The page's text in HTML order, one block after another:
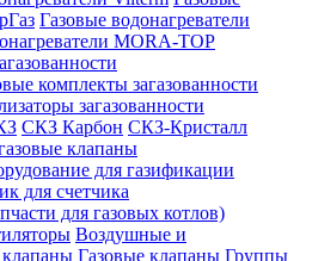
Газовые водонагреватели
MORA-TOP
комплекты загазованности
загазованности
СКЗ Карбон СКЗ-Кристалл
клапаны
для газификации
для счетчика
для газовых котлов)
Воздушные и
клапаны Газовые клапаны Группы